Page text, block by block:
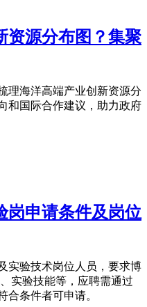
资源分布图？集聚
理海洋高端产业创新资源分
和国际合作建议，助力政府
岗申请条件及岗位
实验技术岗位人员，要求博
实验技能等，应聘需通过
合条件者可申请。